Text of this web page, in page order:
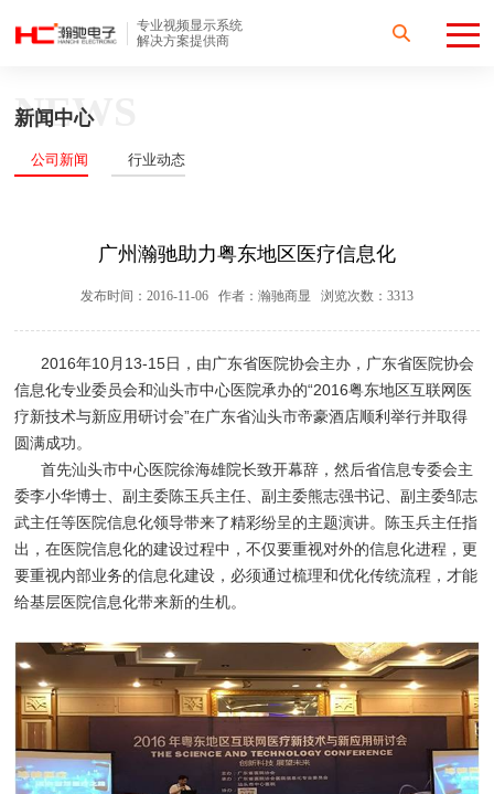
专业视频显示系统
解决方案提供商
NEWS
新闻中心
公司新闻 行业动态
广州瀚驰助力粤东地区医疗信息化
发布时间：2016-11-06 作者：瀚驰商显 浏览次数：3313
2016年10月13-15日，由广东省医院协会主办，广东省医院协会
信息化专业委员会和汕头市中心医院承办的“2016粤东地区互联网医
疗新技术与新应用研讨会”在广东省汕头市帝豪酒店顺利举行并取得
圆满成功。
首先汕头市中心医院徐海雄院长致开幕辞，然后省信息专委会主
委李小华博士、副主委陈玉兵主任、副主委熊志强书记、副主委邹志
武主任等医院信息化领导带来了精彩纷呈的主题演讲。陈玉兵主任指
出，在医院信息化的建设过程中，不仅要重视对外的信息化进程，更
要重视内部业务的信息化建设，必须通过梳理和优化传统流程，才能
给基层医院信息化带来新的生机。